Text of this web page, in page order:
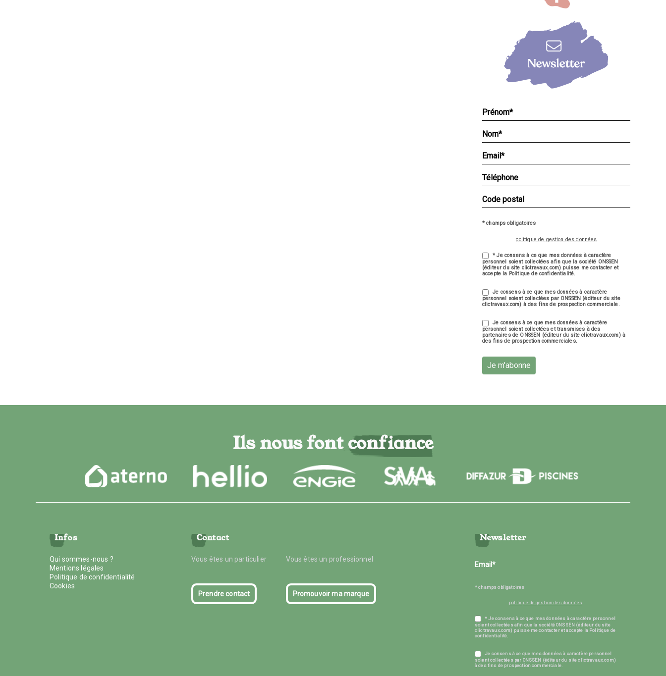
* champs obligatoires
politique de gestion des données
* Je consens à ce que mes données à caractère
personnel soient collectées afin que la société ONSSEN
(éditeur du site clictravaux.com) puisse me contacter et
accepte la Politique de confidentialité.
Je consens à ce que mes données à caractère
personnel soient collectées par ONSSEN (éditeur du site
clictravaux.com) à des fins de prospection commerciale.
Je consens à ce que mes données à caractère
personnel soient collectées et transmises à des
partenaires de ONSSEN (éditeur du site clictravaux.com) à
des fins de prospection commerciales.
Je m'abonne
Ils nous font confiance
Infos
Qui sommes-nous ?
Mentions légales
Politique de confidentialité
Cookies
Contact
Vous êtes un particulier Vous êtes un professionnel
Prendre contact Promouvoir ma marque
Newsletter
* champs obligatoires
politique de gestion des données
* Je consens à ce que mes données à caractère personnel
soient collectées afin que la société ONSSEN (éditeur du site
clictravaux.com) puisse me contacter et accepte la Politique de
confidentialité.
Je consens à ce que mes données à caractère personnel
soient collectées par ONSSEN (éditeur du site clictravaux.com)
à des fins de prospection commerciale.